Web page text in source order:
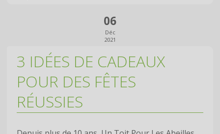
06
Déc
2021
3 IDÉES DE CADEAUX
POUR DES FÊTES
RÉUSSIES